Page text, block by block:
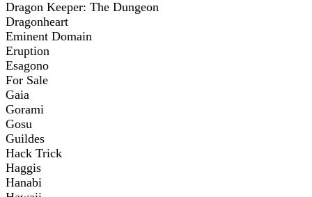
Dragon Keeper: The Dungeon
Dragonheart
Eminent Domain
Eruption
Esagono
For Sale
Gaia
Gorami
Gosu
Guildes
Hack Trick
Haggis
Hanabi